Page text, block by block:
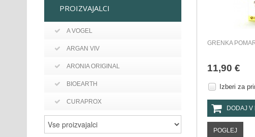
GRENKA
11,90 €
Izberi za
DODAJ V
POGLEJ
PROIZVAJALCI
A VOGEL
ARGAN VIV
ARONIA ORIGINAL
BIOEARTH
CURAPROX